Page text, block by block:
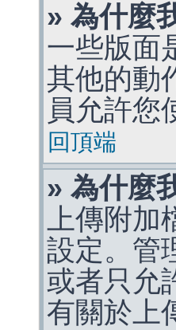
» 為什麼
一些版面
其他的動
員允許您
回頂端
» 為什麼
上傳附加
設定。管
或者只允
有關於上